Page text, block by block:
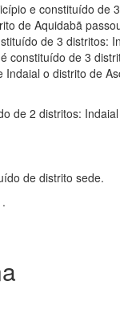
e constituído de
de Aquidabã
de 3 distritos:
constituído de 3
o distrito de
de 2 distritos:
de distrito sede.